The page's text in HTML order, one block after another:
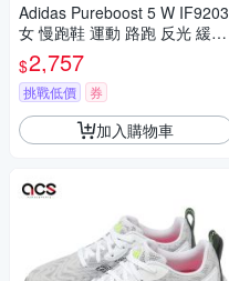
Adidas Pureboost 5 W IF9203
女 慢跑鞋 運動 路跑 反光 緩震
耐磨 奶茶
$2,757
挑戰低價 券
加入購物車